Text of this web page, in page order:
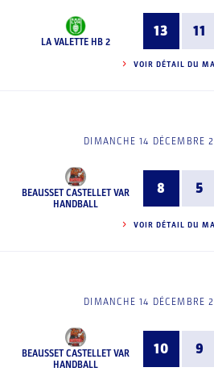
LA VALETTE HB 2
13 11
VOIR DÉTAIL DU
DIMANCHE 14 DÉCEMBRE
BEAUSSET CASTELLET VAR
HANDBALL
8 5
VOIR DÉTAIL DU
DIMANCHE 14 DÉCEMBRE
BEAUSSET CASTELLET VAR
HANDBALL
10 9